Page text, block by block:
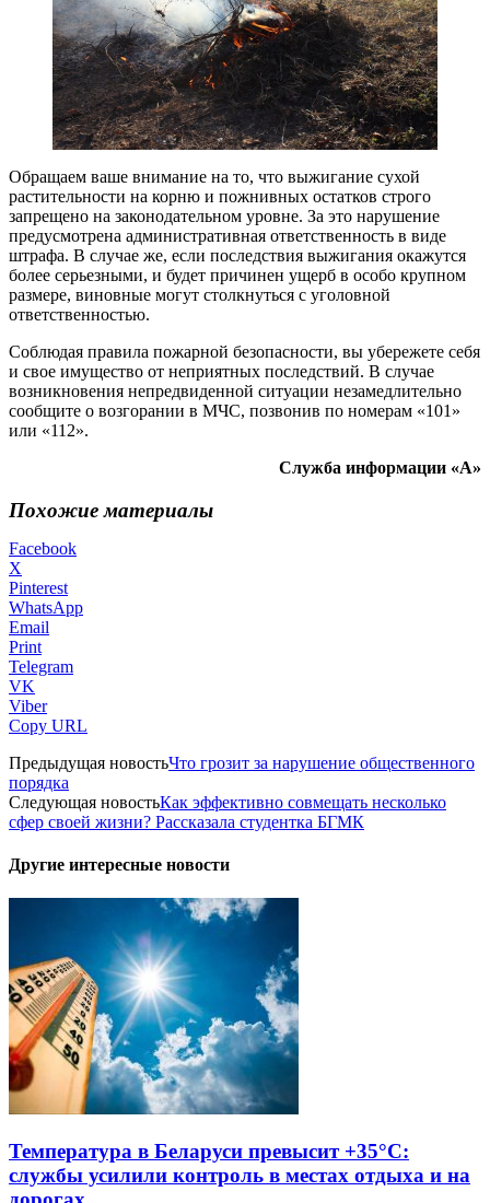
Обращаем ваше внимание на то, что выжигание сухой
растительности на корню и пожнивных остатков строго
запрещено на законодательном уровне. За это нарушение
предусмотрена административная ответственность в виде
штрафа. В случае же, если последствия выжигания окажутся
более серьезными, и будет причинен ущерб в особо крупном
размере, виновные могут столкнуться с уголовной
ответственностью.
Соблюдая правила пожарной безопасности, вы убережете себя
и свое имущество от неприятных последствий. В случае
возникновения непредвиденной ситуации незамедлительно
сообщите о возгорании в МЧС, позвонив по номерам «101»
или «112».
Служба информации «А»
Похожие материалы
Facebook
X
Pinterest
WhatsApp
Email
Print
Telegram
VK
Viber
Copy URL
Предыдущая новостьЧто грозит за нарушение общественного
порядка
Следующая новостьКак эффективно совмещать несколько
сфер своей жизни? Рассказала студентка БГМК
Другие интересные новости
Температура в Беларуси превысит +35°С:
службы усилили контроль в местах отдыха и на